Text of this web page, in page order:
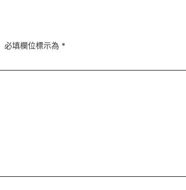
必填欄位標示為 *